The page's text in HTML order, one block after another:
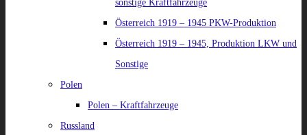
sonstige Kraftfahrzeuge
Österreich 1919 – 1945 PKW-Produktion
Österreich 1919 – 1945, Produktion LKW und
Sonstige
Polen
Polen – Kraftfahrzeuge
Russland